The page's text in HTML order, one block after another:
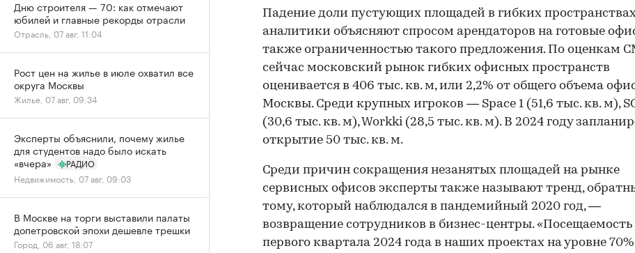
Падение доли пустующих площадей в гибких
аналитики объясняют спросом арендаторов на готовые
также ограниченностью такого предложения. По оценкам
сейчас московский рынок гибких офисных пространств
оценивается в 406 тыс. кв. м, или 2,2% от общего объема
Москвы. Среди крупных игроков — Space 1 (51,6 тыс. кв. м),
(30,6 тыс. кв. м), Workki (28,5 тыс. кв. м). В 2024 году
открытие 50 тыс. кв. м.
Среди причин сокращения незанятых площадей на рынке
сервисных офисов эксперты также называют тренд,
тому, который наблюдался в пандемийный 2020 год, —
возвращение сотрудников в бизнес-центры. «Посещаемость
первого квартала 2024 года в наших проектах на уровне
Дню строителя — 70: как отмечают
юбилей и главные рекорды отрасли
Отрасль, 07 авг, 11:04
Рост цен на жилье в июле охватил все
округа Москвы
Жилье, 07 авг, 09:34
Эксперты объяснили, почему жилье
для студентов надо было искать
«вчера»
РАДИО
Недвижимость, 07 авг, 09:03
В Москве на торги выставили палаты
допетровской эпохи дешевле трешки
Город, 06 авг, 18:07